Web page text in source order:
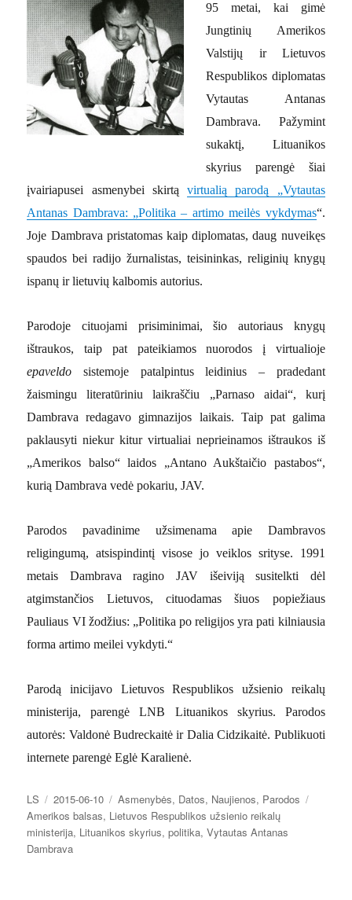
95 metai, kai gimė
Jungtinių Amerikos
Valstijų ir Lietuvos
Respublikos diplomatas
Vytautas Antanas
Dambrava. Pažymint
sukaktį, Lituanikos
skyrius parengė šiai
įvairiapusei asmenybei skirtąvirtualią parodą „Vytautas
Antanas Dambrava: „Politika – artimo meilės vykdymas“.
Joje Dambrava pristatomas kaip diplomatas, daug nuveikęs
spaudos bei radijo žurnalistas, teisininkas, religinių knygų
ispanų ir lietuvių kalbomis autorius.
Parodoje cituojami prisiminimai, šio autoriaus knygų
ištraukos, taip pat pateikiamos nuorodos į virtualioje
epaveldo sistemoje patalpintus leidinius – pradedant
žaismingu literatūriniu laikraščiu „Parnaso aidai“, kurį
Dambrava redagavo gimnazijos laikais. Taip pat galima
paklausyti niekur kitur virtualiai neprieinamos ištraukos iš
„Amerikos balso“ laidos „Antano Aukštaičio pastabos“,
kurią Dambrava vedė pokariu, JAV.
Parodos pavadinime užsimenama apie Dambravos
religingumą, atsispindintį visose jo veiklos srityse. 1991
metais Dambrava ragino JAV išeiviją susitelkti dėl
atgimstančios Lietuvos, cituodamas šiuos popiežiaus
Pauliaus VI žodžius: „Politika po religijos yra pati kilniausia
forma artimo meilei vykdyti.“
Parodą inicijavo Lietuvos Respublikos užsienio reikalų
ministerija, parengė LNB Lituanikos skyrius. Parodos
autorės: Valdonė Budreckaitė ir Dalia Cidzikaitė. Publikuoti
internete parengė Eglė Karalienė.
Autorius
LS Paskelbta
2015-06-10 Kategorijos
Asmenybės, Datos, Naujienos, Parodos
Amerikos balsas, Lietuvos Respublikos užsienio reikalų
ministerija, Lituanikos skyrius,politika,Vytautas Antanas
Dambrava